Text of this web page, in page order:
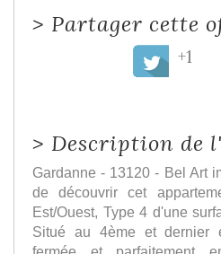
> Partager cette
+1
> Description de
Gardanne - 13120 - Bel Art
de découvrir cet
Est/Ouest, Type 4 d'une
Situé au 4ème et dernier